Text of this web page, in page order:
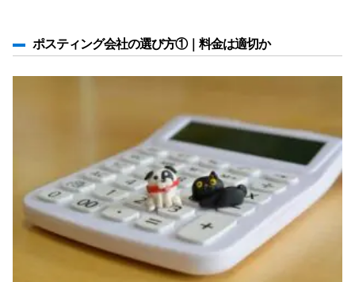
ポスティング会社の選び方①｜料金は適切か